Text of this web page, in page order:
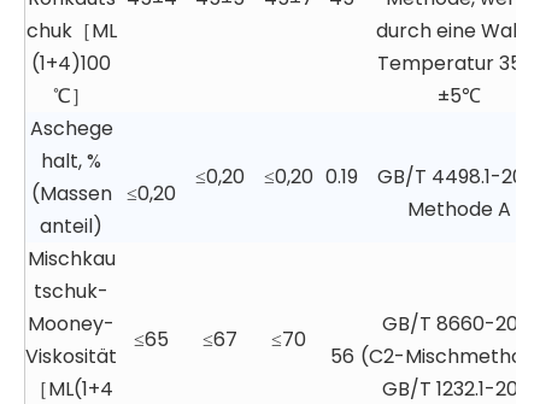
chuk［ML
(1+4)100
℃］
durch eine
Temperatur 35℃
±5℃
Aschege
halt, %
(Massen
anteil)
≤0,20
≤0,20 ≤0,20 0.19
GB/T 4498.1-2013
Methode A
Mischkau
tschuk-
Mooney-
Viskosität
［ML(1+4
≤65 ≤67 ≤70
56
GB/T 8660-2018
(C2-
GB/T 1232.1-2016